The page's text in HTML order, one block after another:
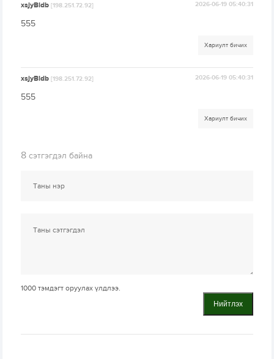
xsjyBldb[198.251.72.92] 2026-06-19 05:40:31
555
Хариулт бичих
xsjyBldb[198.251.72.92] 2026-06-19 05:40:31
555
Хариулт бичих
8 сэтгэгдэл байна
1000 тэмдэгт оруулах үлдлээ.
Нийтлэх